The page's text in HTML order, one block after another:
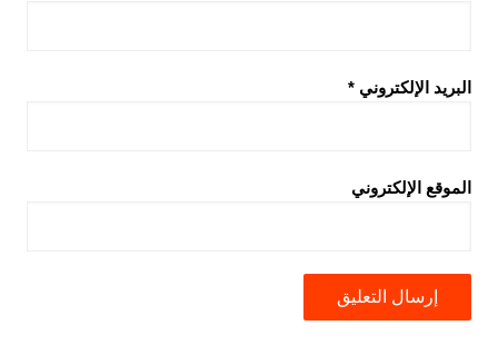
البريد الإلكتروني *
الموقع الإلكتروني